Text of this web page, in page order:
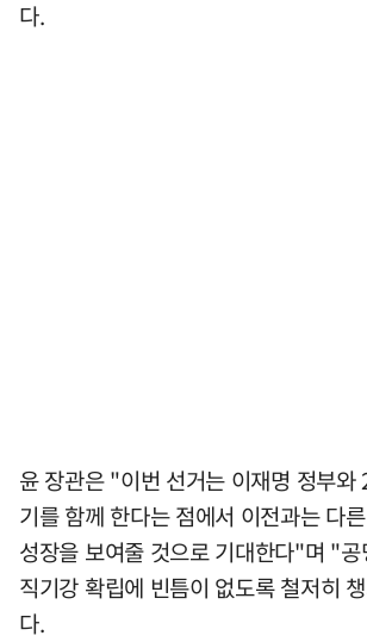
다.
윤 장관은 "이번 선거는 이재명 정부
기를 함께 한다는 점에서 이전과는 다
성장을 보여줄 것으로 기대한다"며 "
직기강 확립에 빈틈이 없도록 철저히
다.